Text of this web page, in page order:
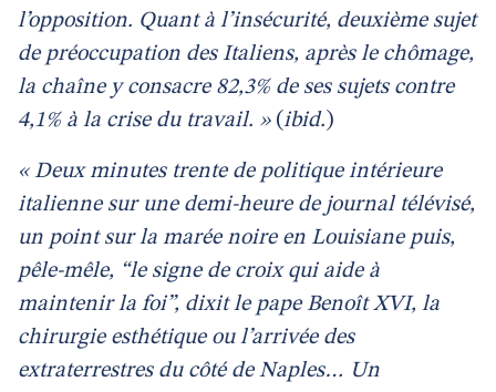
l’opposition. Quant à l’insécurité, deuxième sujet
de préoccupation des Italiens, après le chômage,
la chaîne y consacre 82,3% de ses sujets contre
4,1% à la crise du travail. »(ibid. )
« Deux minutes trente de politique intérieure
italienne sur une demi-heure de journal télévisé,
un point sur la marée noire en Louisiane puis,
pêle-mêle, “le signe de croix qui aide à
maintenir la foi”, dixit le pape Benoît XVI, la
chirurgie esthétique ou l’arrivée des
extraterrestres du côté de Naples… Un